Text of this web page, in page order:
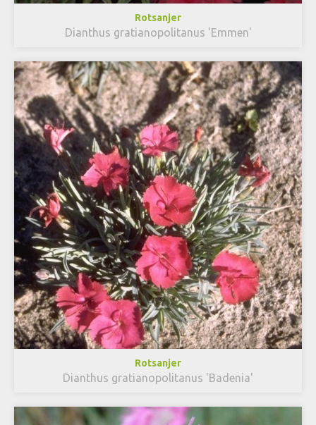
Rotsanjer
Dianthus gratianopolitanus 'Emmen'
Rotsanjer
Dianthus gratianopolitanus 'Badenia'